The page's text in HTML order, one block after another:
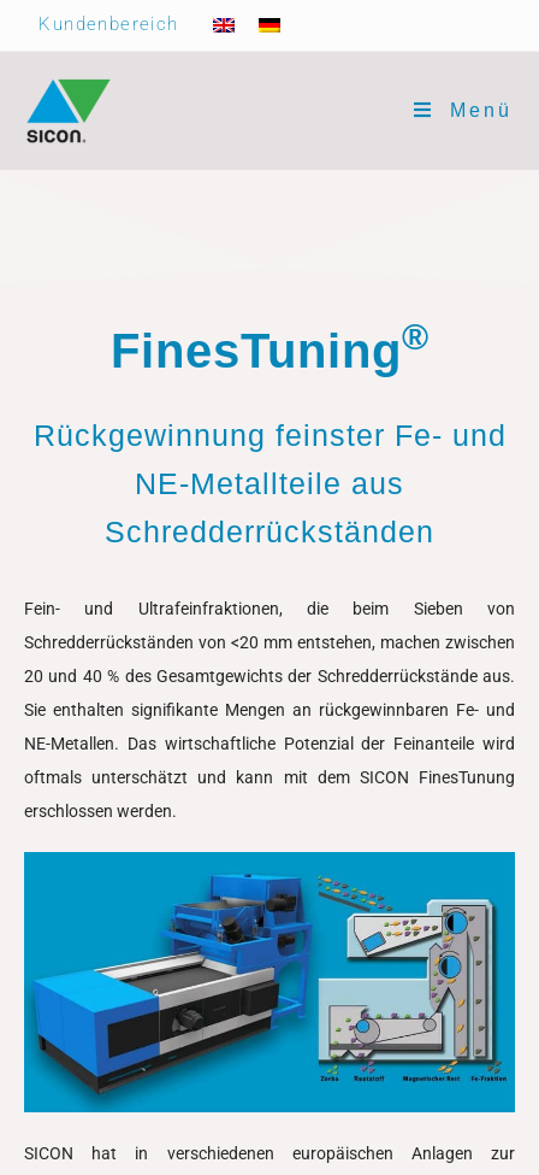
Kundenbereich
Menü
FinesTuning®
Rückgewinnung feinster Fe- und
NE-Metallteile aus
Schredderrückständen
Fein- und Ultrafeinfraktionen, die beim Sieben von
Schredderrückständen von <20 mm entstehen, machen zwischen
20 und 40 % des Gesamtgewichts der Schredderrückstände aus.
Sie enthalten signifikante Mengen an rückgewinnbaren Fe- und
NE-Metallen. Das wirtschaftliche Potenzial der Feinanteile wird
oftmals unterschätzt und kann mit dem SICON FinesTunung
erschlossen werden.
SICON hat in verschiedenen europäischen Anlagen zur